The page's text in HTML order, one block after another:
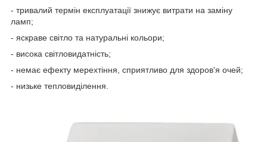
- тривалий термін експлуатації знижує витрати на заміну
ламп;
- яскраве світло та натуральні кольори;
- висока світловидатність;
- немає ефекту мерехтіння, сприятливо для здоров'я очей;
- низьке тепловиділення.